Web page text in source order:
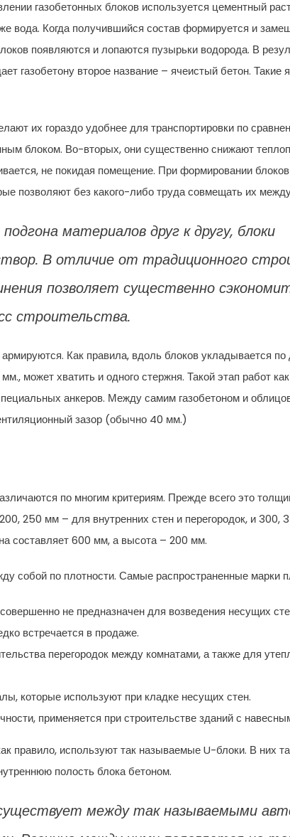
газобетонных блоков используется цементный
вода. Когда получившийся состав формируется и
появляются и лопаются пузырьки водорода. В
газобетону второе название – ячеистый бетон. Такие
их гораздо удобнее для транспортировки по
блоком. Во-вторых, они существенно снижают
не покидая помещение. При формировании
позволяют без какого-либо труда совмещать их
материалов друг к другу, блоки
В отличие от традиционного
позволяет существенно
строительства.
Как правила, вдоль блоков укладывается
может хватить и одного стержня. Такой этап работ
анкеров. Между самим газобетоном и
зазор (обычно 40 мм.)
по многим критериям. Прежде всего это
250 мм – для внутренних стен и перегородок, и
составляет 600 мм, а высота – 200 мм.
собой по плотности. Самые распространенные марки
не предназначен для возведения несущих
встречается в продаже.
перегородок между комнатами, а также для
которые используют при кладке несущих стен.
применяется при строительстве зданий с
правило, используют так называемые U-блоки. В них
полость блока бетоном.
между так называемыми